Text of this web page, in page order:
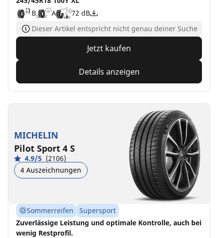
B
A 72 dB
Dieser Artikel entspricht nicht genau deiner Suche
Jetzt kaufen
Details anzeigen
MICHELIN
Pilot Sport 4 S
4.9/5 (2106)
4 Auszeichnungen
Sommerreifen
Supersport
Zuverlässige Leistung und optimale Kontrolle, auch bei
wenig Restprofil.